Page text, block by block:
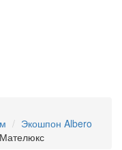
Экошпон Albero